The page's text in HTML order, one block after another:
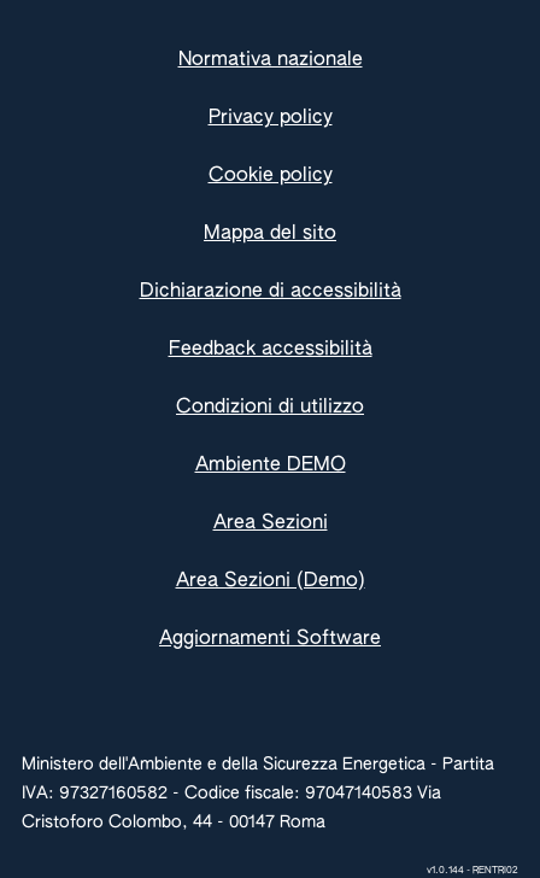
Normativa nazionale
Privacy policy
Cookie policy
Mappa del sito
Dichiarazione di accessibilità
Feedback accessibilità
Condizioni di utilizzo
Ambiente DEMO
Area Sezioni
Area Sezioni (Demo)
Aggiornamenti Software
Ministero dell'Ambiente e della Sicurezza Energetica - Partita
IVA: 97327160582 - Codice fiscale: 97047140583 Via
Cristoforo Colombo, 44 - 00147 Roma
v1.0.144 - RENTRI02